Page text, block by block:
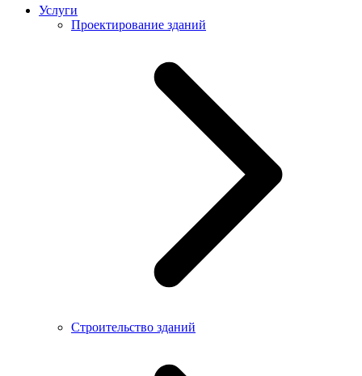
Услуги
Проектирование зданий
Строительство зданий